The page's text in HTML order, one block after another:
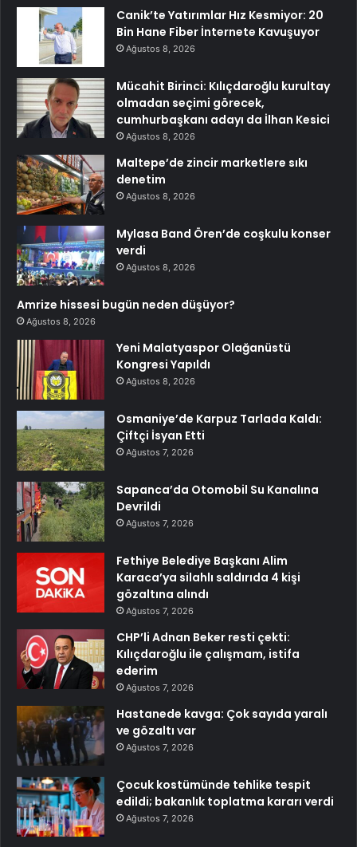
Canik’te Yatırımlar Hız Kesmiyor: 20
Bin Hane Fiber İnternete Kavuşuyor
Ağustos 8, 2026
Mücahit Birinci: Kılıçdaroğlu kurultay
olmadan seçimi görecek,
cumhurbaşkanı adayı da İlhan Kesici
Ağustos 8, 2026
Maltepe’de zincir marketlere sıkı
denetim
Ağustos 8, 2026
Mylasa Band Ören’de coşkulu konser
verdi
Ağustos 8, 2026
Amrize hissesi bugün neden düşüyor?
Ağustos 8, 2026
Yeni Malatyaspor Olağanüstü
Kongresi Yapıldı
Ağustos 8, 2026
Osmaniye’de Karpuz Tarlada Kaldı:
Çiftçi İsyan Etti
Ağustos 7, 2026
Sapanca’da Otomobil Su Kanalına
Devrildi
Ağustos 7, 2026
Fethiye Belediye Başkanı Alim
Karaca’ya silahlı saldırıda 4 kişi
gözaltına alındı
Ağustos 7, 2026
CHP’li Adnan Beker resti çekti:
Kılıçdaroğlu ile çalışmam, istifa
ederim
Ağustos 7, 2026
Hastanede kavga: Çok sayıda yaralı
ve gözaltı var
Ağustos 7, 2026
Çocuk kostümünde tehlike tespit
edildi; bakanlık toplatma kararı verdi
Ağustos 7, 2026